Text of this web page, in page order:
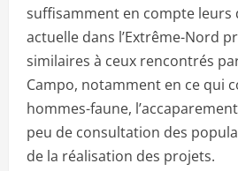
suffisamment en compte leurs
actuelle dans l’Extrême-Nord
similaires à ceux rencontrés
Campo, notamment en ce qui
hommes-faune,
peu de consultation des
de la réalisation des projets.